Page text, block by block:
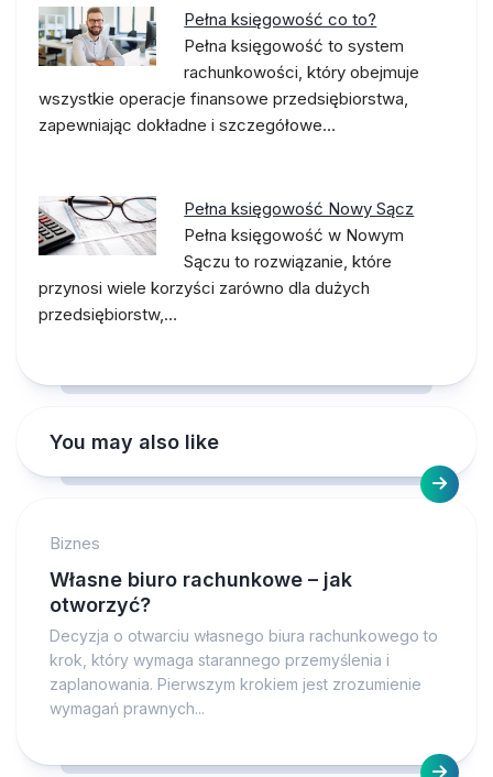
Pełna księgowość co to?
Pełna księgowość to system
rachunkowości, który obejmuje
wszystkie operacje finansowe przedsiębiorstwa,
zapewniając dokładne i szczegółowe…
Pełna księgowość Nowy Sącz
Pełna księgowość w Nowym
Sączu to rozwiązanie, które
przynosi wiele korzyści zarówno dla dużych
przedsiębiorstw,…
You may also like
Biznes
Własne biuro rachunkowe – jak
otworzyć?
Decyzja o otwarciu własnego biura rachunkowego to
krok, który wymaga starannego przemyślenia i
zaplanowania. Pierwszym krokiem jest zrozumienie
wymagań prawnych...